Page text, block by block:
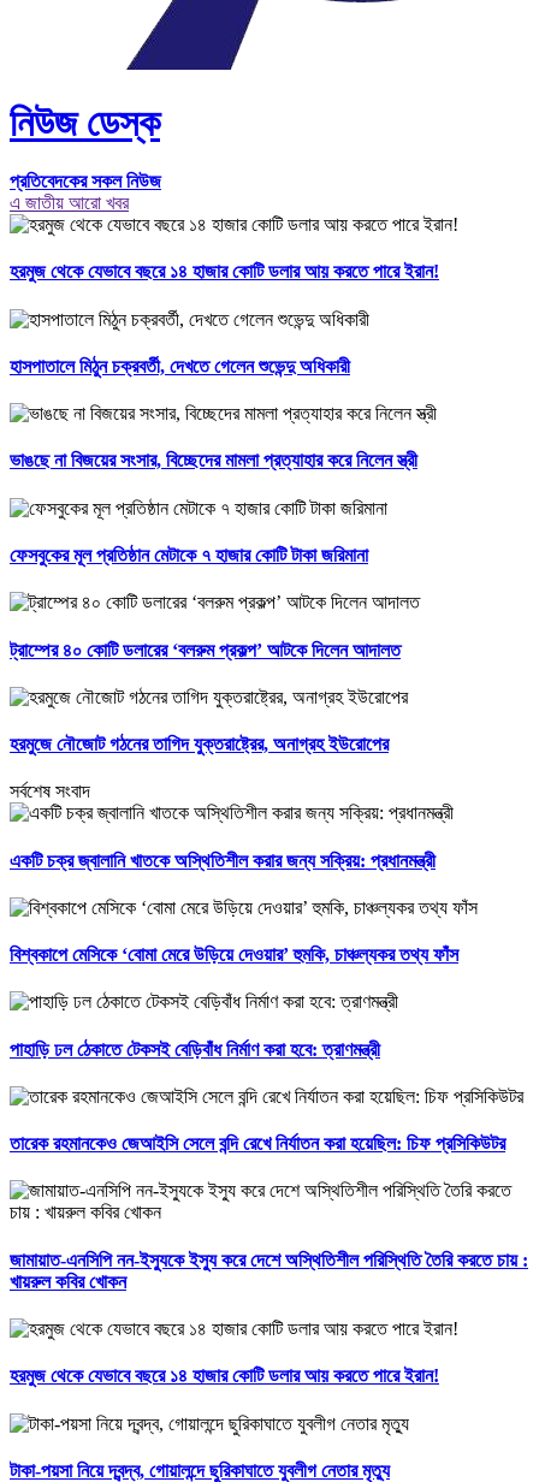
নিউজ ডেস্ক
প্রতিবেদকের সকল নিউজ
এ জাতীয় আরো খবর
হরমুজ থেকে যেভাবে বছরে ১৪ হাজার কোটি ডলার আয় করতে পারে ইরান!
হাসপাতালে মিঠুন চক্রবর্তী, দেখতে গেলেন শুভেন্দু অধিকারী
ভাঙছে না বিজয়ের সংসার, বিচ্ছেদের মামলা প্রত্যাহার করে নিলেন স্ত্রী
ফেসবুকের মূল প্রতিষ্ঠান মেটাকে ৭ হাজার কোটি টাকা জরিমানা
ট্রাম্পের ৪০ কোটি ডলারের ‘বলরুম প্রকল্প’ আটকে দিলেন আদালত
হরমুজে নৌজোট গঠনের তাগিদ যুক্তরাষ্ট্রের, অনাগ্রহ ইউরোপের
সর্বশেষ সংবাদ
একটি চক্র জ্বালানি খাতকে অস্থিতিশীল করার জন্য সক্রিয়: প্রধানমন্ত্রী
বিশ্বকাপে মেসিকে ‘বোমা মেরে উড়িয়ে দেওয়ার’ হুমকি, চাঞ্চল্যকর তথ্য ফাঁস
পাহাড়ি ঢল ঠেকাতে টেকসই বেড়িবাঁধ নির্মাণ করা হবে: ত্রাণমন্ত্রী
তারেক রহমানকেও জেআইসি সেলে বন্দি রেখে নির্যাতন করা হয়েছিল: চিফ প্রসিকিউটর
জামায়াত-এনসিপি নন-ইস্যুকে ইস্যু করে দেশে অস্থিতিশীল পরিস্থিতি তৈরি করতে চায় :
খায়রুল কবির খোকন
হরমুজ থেকে যেভাবে বছরে ১৪ হাজার কোটি ডলার আয় করতে পারে ইরান!
টাকা-পয়সা নিয়ে দ্বন্দ্ব, গোয়ালন্দে ছুরিকাঘাতে যুবলীগ নেতার মৃত্যু